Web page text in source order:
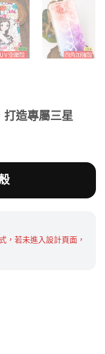
打造專屬三星
，若未進入設計頁面，